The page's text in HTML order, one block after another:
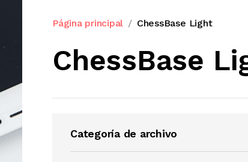
Página principal ChessBase Light
ChessBase
Categoría de archivo